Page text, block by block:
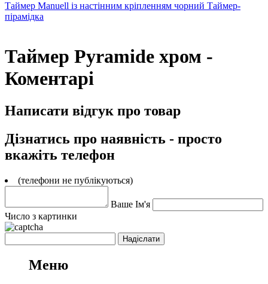
Таймер Manuell із настінним кріпленням чорний Таймер-
пірамідка
Таймер Pyramide хром -
Коментарі
Написати відгук про товар
Дізнатись про наявність - просто
вкажіть телефон
(телефони не публікуються)
Ваше Ім'я
Число з картинки
Меню